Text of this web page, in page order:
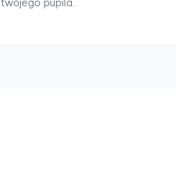
twojego pupila.